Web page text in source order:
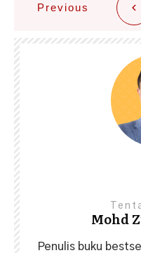
Previous
Mohd
Penulis buku